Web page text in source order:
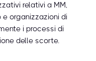
relativi a MM,
organizzazioni di
i processi di
delle scorte.